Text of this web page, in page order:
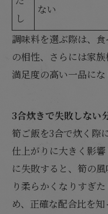
し
ない
調味料を選ぶ際は、
の相性、さらには家
満足度の高い一品にな
3合炊きで失敗しない
筍ご飯を3合で炊く際
仕上がりに大きく影
に失敗すると、筍の
り柔らかくなりすぎ
め、正確な配合比を知